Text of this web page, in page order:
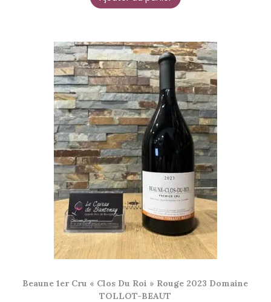
Beaune 1er Cru « Clos Du Roi » Rouge 2023 Domaine
TOLLOT-BEAUT